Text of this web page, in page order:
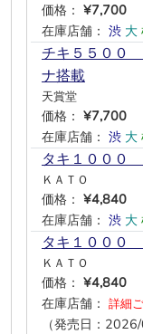
価格： ¥7,700
在庫店舗： 渋 大
チキ５５００
ナ搭載
天賞堂
価格： ¥7,700
在庫店舗： 渋 大
タキ１０００
ＫＡＴＯ
価格： ¥4,840
在庫店舗： 渋 大
タキ１０００
ＫＡＴＯ
価格： ¥4,840
在庫店舗： 詳細
（発売日：